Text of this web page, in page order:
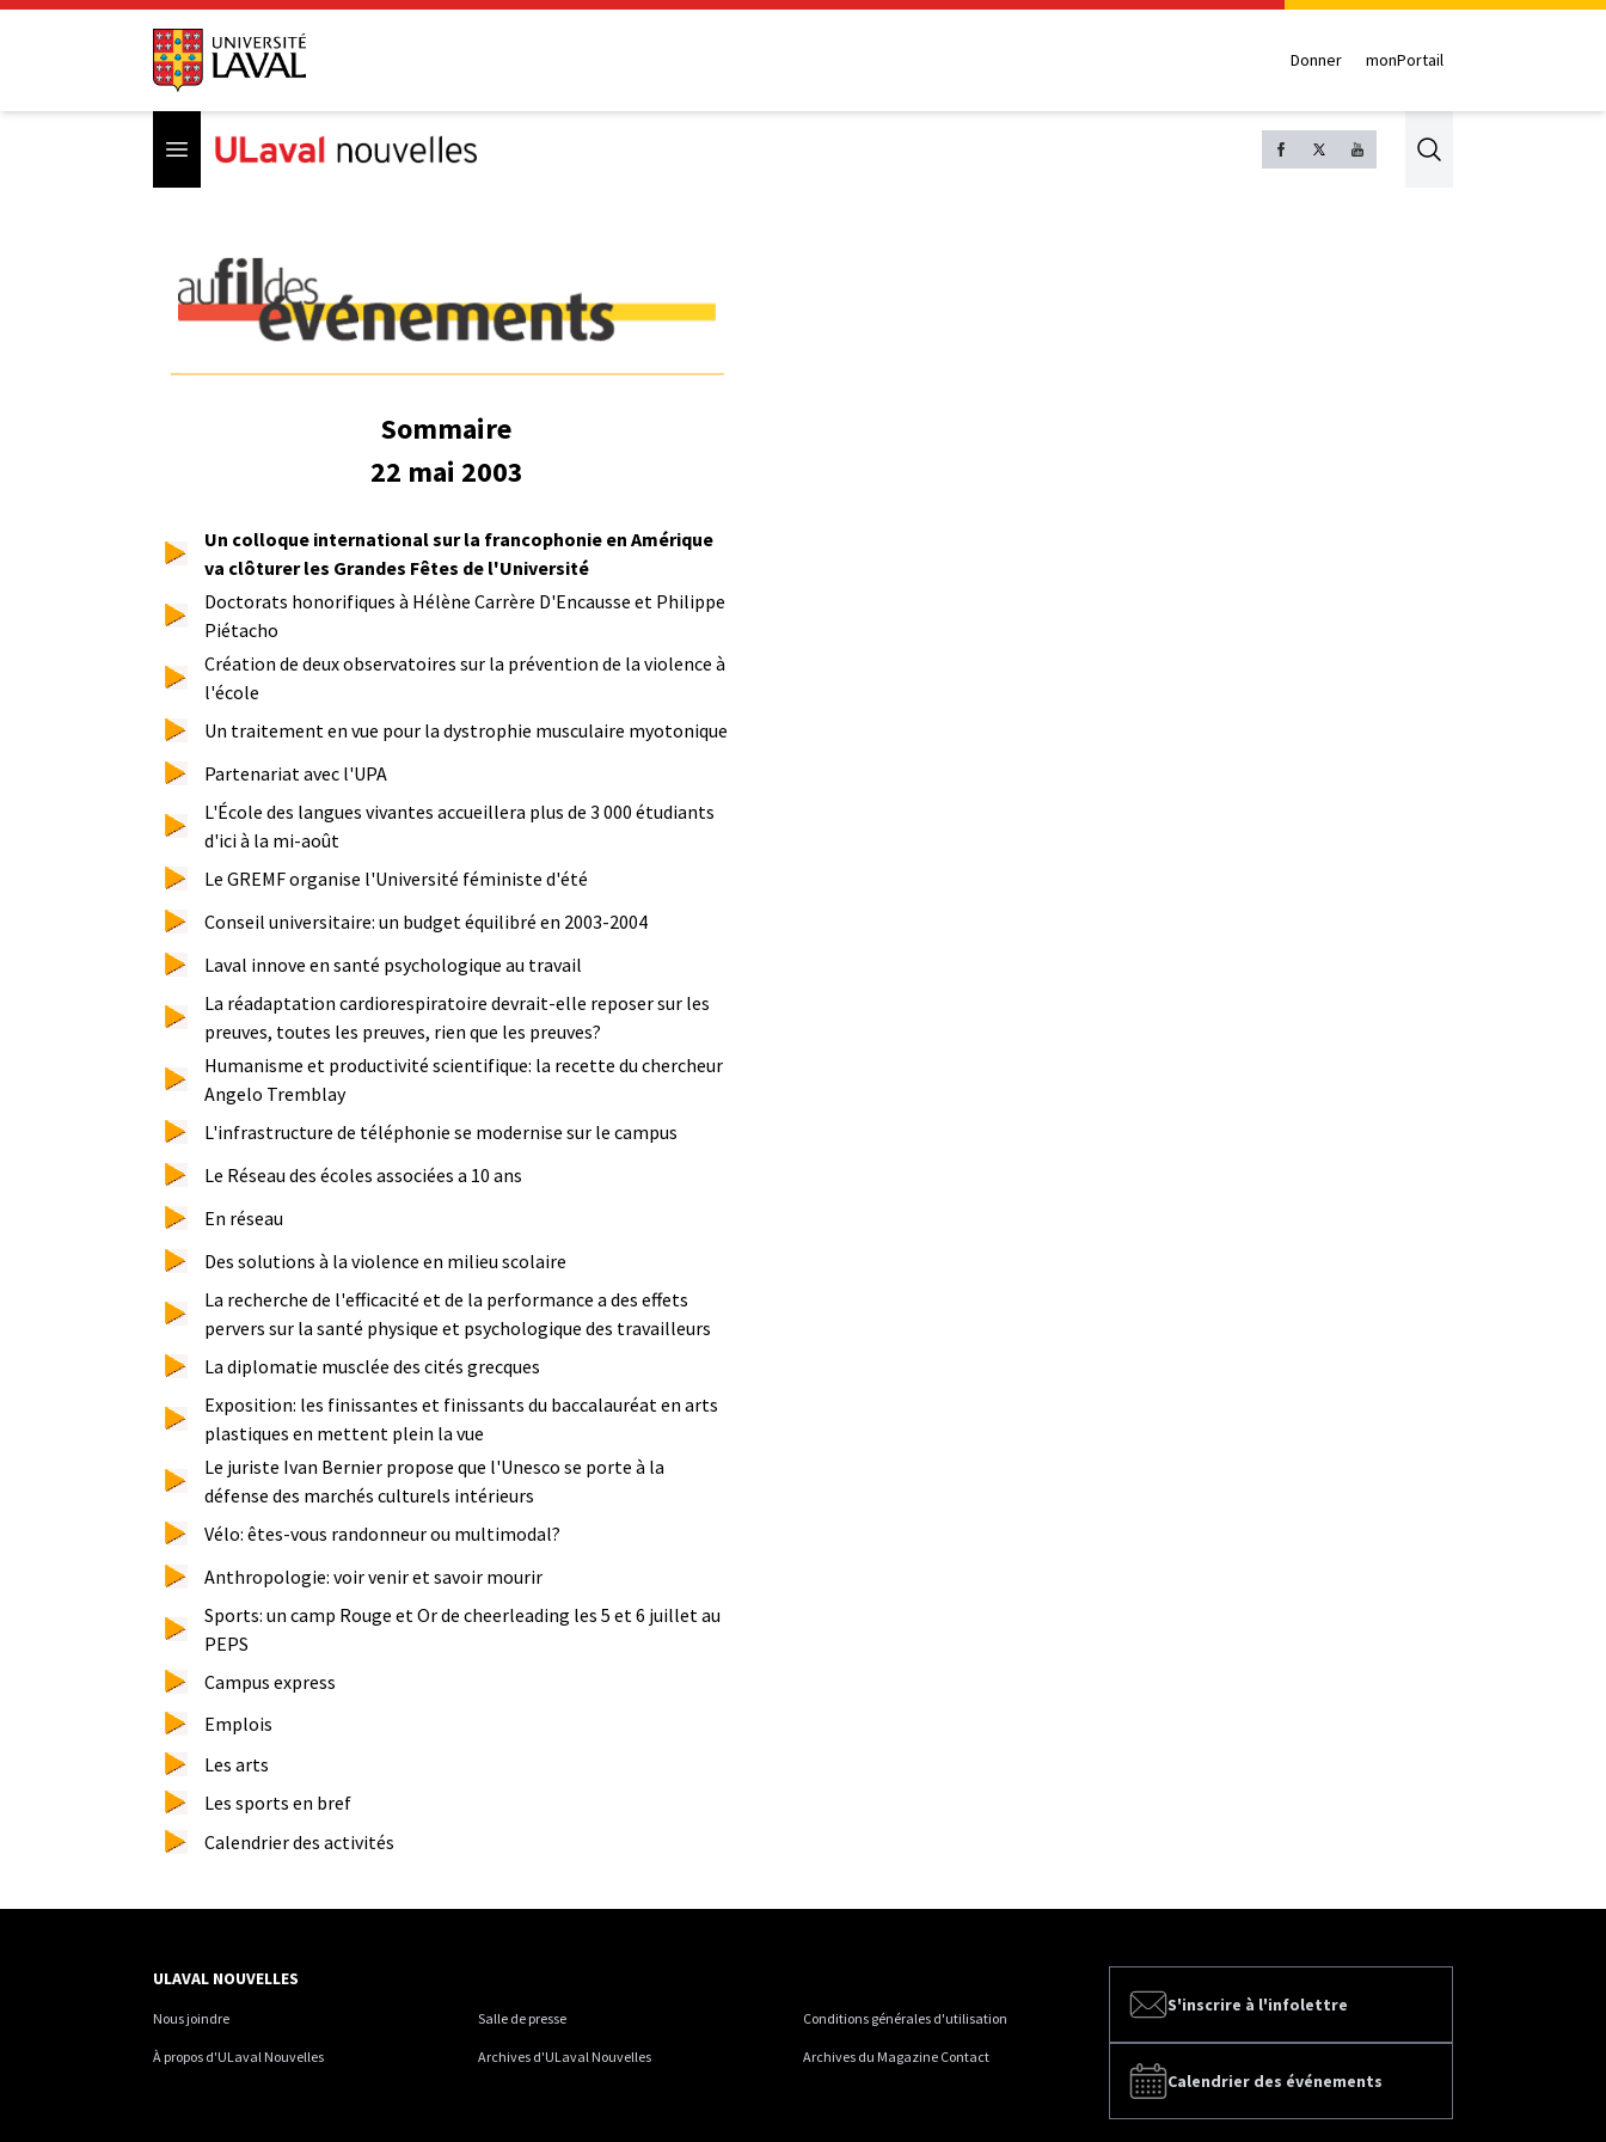
Donner monPortail
Open menu Search
Sommaire
22 mai 2003
Un colloque international sur la francophonie en Amérique
va clôturer les Grandes Fêtes de l'Université
Doctorats honorifiques à Hélène Carrère D'Encausse et Philippe
Piétacho
Création de deux observatoires sur la prévention de la violence à
l'école
Un traitement en vue pour la dystrophie musculaire myotonique
Partenariat avec l'UPA
L'École des langues vivantes accueillera plus de 3 000 étudiants
d'ici à la mi-août
Le GREMF organise l'Université féministe d'été
Conseil universitaire: un budget équilibré en 2003-2004
Laval innove en santé psychologique au travail
La réadaptation cardiorespiratoire devrait-elle reposer sur les
preuves, toutes les preuves, rien que les preuves?
Humanisme et productivité scientifique: la recette du chercheur
Angelo Tremblay
L'infrastructure de téléphonie se modernise sur le campus
Le Réseau des écoles associées a 10 ans
En réseau
Des solutions à la violence en milieu scolaire
La recherche de l'efficacité et de la performance a des effets
pervers sur la santé physique et psychologique des travailleurs
La diplomatie musclée des cités grecques
Exposition: les finissantes et finissants du baccalauréat en arts
plastiques en mettent plein la vue
Le juriste Ivan Bernier propose que l'Unesco se porte à la
défense des marchés culturels intérieurs
Vélo: êtes-vous randonneur ou multimodal?
Anthropologie: voir venir et savoir mourir
Sports: un camp Rouge et Or de cheerleading les 5 et 6 juillet au
PEPS
Campus express
Emplois
Les arts
Les sports en bref
Calendrier des activités
S'inscrire à l'infolettre
Calendrier des événements
ULAVAL NOUVELLES
Nous joindre Salle de presse Conditions générales d'utilisation
À propos d'ULaval Nouvelles Archives d'ULaval Nouvelles Archives du Magazine Contact